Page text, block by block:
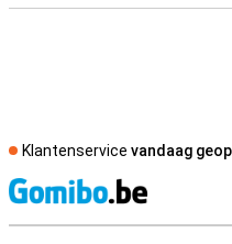
Klantenservice vandaag